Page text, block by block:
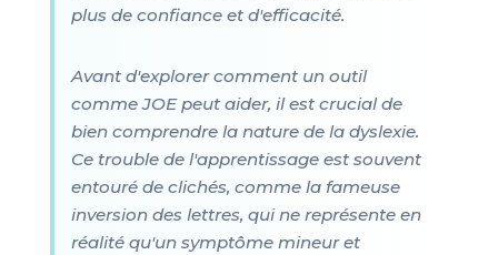
plus de confiance et d'efficacité.
Avant d'explorer comment un outil
comme JOE peut aider, il est crucial de
bien comprendre la nature de la dyslexie.
Ce trouble de l'apprentissage est souvent
entouré de clichés, comme la fameuse
inversion des lettres, qui ne représente en
réalité qu'un symptôme mineur et